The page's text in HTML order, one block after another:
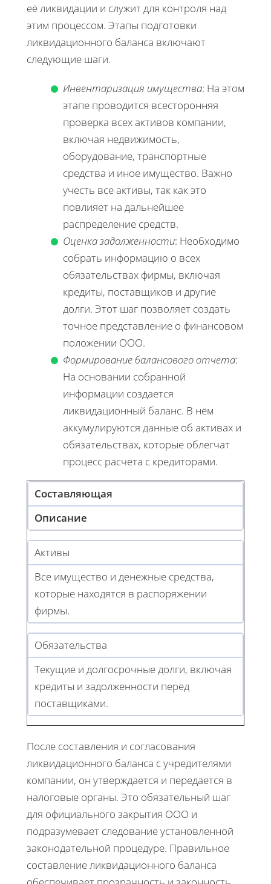
её ликвидации и служит для контроля над
этим процессом. Этапы подготовки
ликвидационного баланса включают
следующие шаги.
Инвентаризация имущества: На этом
этапе проводится всесторонняя
проверка всех активов компании,
включая недвижимость,
оборудование, транспортные
средства и иное имущество. Важно
учесть все активы, так как это
повлияет на дальнейшее
распределение средств.
Оценка задолженности: Необходимо
собрать информацию о всех
обязательствах фирмы, включая
кредиты, поставщиков и другие
долги. Этот шаг позволяет создать
точное представление о финансовом
положении ООО.
Формирование балансового отчета:
На основании собранной
информации создается
ликвидационный баланс. В нём
аккумулируются данные об активах и
обязательствах, которые облегчат
процесс расчета с кредиторами.
Составляющая
Описание
Активы
Все имущество и денежные средства,
которые находятся в распоряжении
фирмы.
Обязательства
Текущие и долгосрочные долги, включая
кредиты и задолженности перед
поставщиками.
После составления и согласования
ликвидационного баланса с учредителями
компании, он утверждается и передается в
налоговые органы. Это обязательный шаг
для официального закрытия ООО и
подразумевает следование установленной
законодательной процедуре. Правильное
составление ликвидационного баланса